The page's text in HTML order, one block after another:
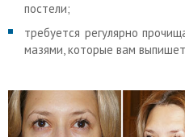
постели;
требуется регулярно
мазями, которые вам